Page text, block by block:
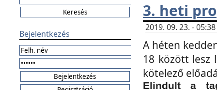
Bejelentkezés
3. heti
2019. 09. 23. -
A héten
18 között lesz
kötelező
Elindult a